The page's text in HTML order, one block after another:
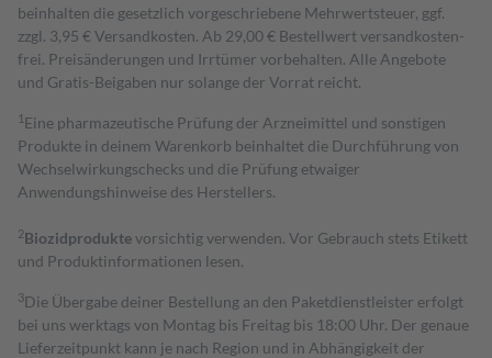
beinhalten die gesetzlich vorgeschriebene Mehrwertsteuer, ggf.
zzgl. 3,95 € Versandkosten. Ab 29,00 € Bestell­wert versand­kosten­
frei. Preisänderungen und Irrtümer vorbehalten. Alle Angebote
und Gratis-Beigaben nur solange der Vorrat reicht.
1 Eine pharmazeutische Prüfung der Arzneimittel und sonstigen
Produkte in deinem Warenkorb beinhaltet die Durchführung von
Wechselwirkungschecks und die Prüfung etwaiger
Anwendungshinweise des Herstellers.
2Biozidproduktevorsichtig verwenden. Vor Gebrauch stets Etikett
und Produktinformationen lesen.
3Die Übergabe deiner Bestellung an den Paketdienstleister erfolgt
bei uns werktags von Montag bis Freitag bis 18:00 Uhr. Der genaue
Lieferzeitpunkt kann je nach Region und in Abhängigkeit der